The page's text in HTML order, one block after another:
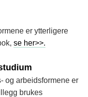
er ytterligere
se her>>.
og arbeidsformene er
brukes